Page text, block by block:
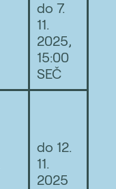
do 7.
11.
2025,
15:00
SEČ
do 12.
11.
2025